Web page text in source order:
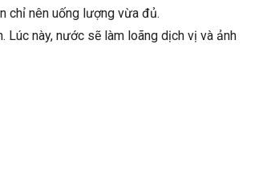
chỉ nên uống lượng vừa đủ.
Lúc này, nước sẽ làm loãng dịch vị và ảnh